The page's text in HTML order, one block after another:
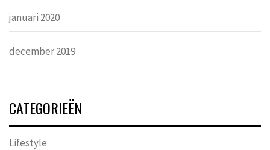
januari 2020
december 2019
CATEGORIEËN
Lifestyle